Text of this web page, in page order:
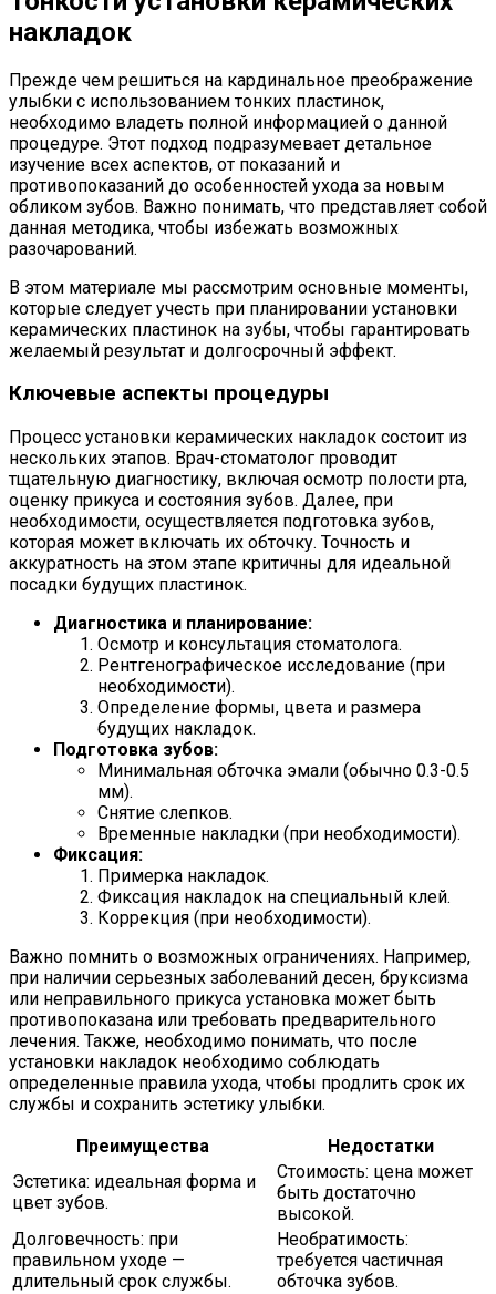
накладок
Прежде чем решиться на кардинальное преображение
улыбки с использованием тонких пластинок,
необходимо владеть полной информацией о данной
процедуре. Этот подход подразумевает детальное
изучение всех аспектов, от показаний и
противопоказаний до особенностей ухода за новым
обликом зубов. Важно понимать, что представляет собой
данная методика, чтобы избежать возможных
разочарований.
В этом материале мы рассмотрим основные моменты,
которые следует учесть при планировании установки
керамических пластинок на зубы, чтобы гарантировать
желаемый результат и долгосрочный эффект.
Ключевые аспекты процедуры
Процесс установки керамических накладок состоит из
нескольких этапов. Врач-стоматолог проводит
тщательную диагностику, включая осмотр полости рта,
оценку прикуса и состояния зубов. Далее, при
необходимости, осуществляется подготовка зубов,
которая может включать их обточку. Точность и
аккуратность на этом этапе критичны для идеальной
посадки будущих пластинок.
Диагностика и планирование:
Осмотр и консультация стоматолога.
Рентгенографическое исследование (при
необходимости).
Определение формы, цвета и размера
будущих накладок.
Подготовка зубов:
Минимальная обточка эмали (обычно 0.3-0.5
мм).
Снятие слепков.
Временные накладки (при необходимости).
Фиксация:
Примерка накладок.
Фиксация накладок на специальный клей.
Коррекция (при необходимости).
Важно помнить о возможных ограничениях. Например,
при наличии серьезных заболеваний десен, бруксизма
или неправильного прикуса установка может быть
противопоказана или требовать предварительного
лечения. Также, необходимо понимать, что после
установки накладок необходимо соблюдать
определенные правила ухода, чтобы продлить срок их
службы и сохранить эстетику улыбки.
Преимущества
Недостатки
Эстетика: идеальная форма и
цвет зубов.
Стоимость: цена может
быть достаточно
высокой.
Долговечность: при
правильном уходе —
длительный срок службы.
Необратимость:
требуется частичная
обточка зубов.